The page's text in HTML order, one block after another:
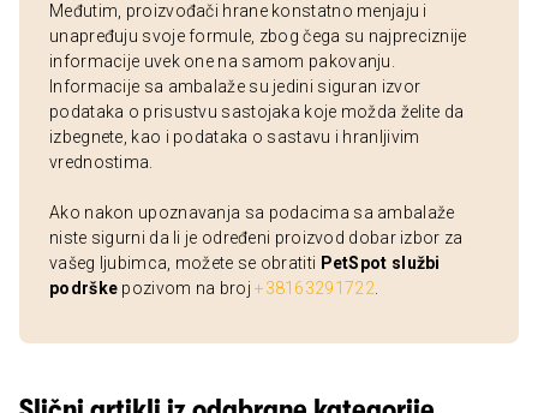
Međutim, proizvođači hrane konstatno menjaju i
unapređuju svoje formule, zbog čega su najpreciznije
informacije uvek one na samom pakovanju.
Informacije sa ambalaže su jedini siguran izvor
podataka o prisustvu sastojaka koje možda želite da
izbegnete, kao i podataka o sastavu i hranljivim
vrednostima.
Ako nakon upoznavanja sa podacima sa ambalaže
niste sigurni da li je određeni proizvod dobar izbor za
vašeg ljubimca, možete se obratiti PetSpot službi
podrške pozivom na broj+38163291722